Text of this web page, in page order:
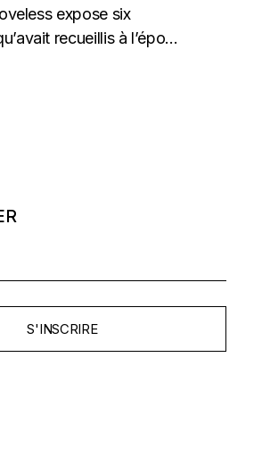
expose six
recueillis à l’épo...
S'INSCRIRE